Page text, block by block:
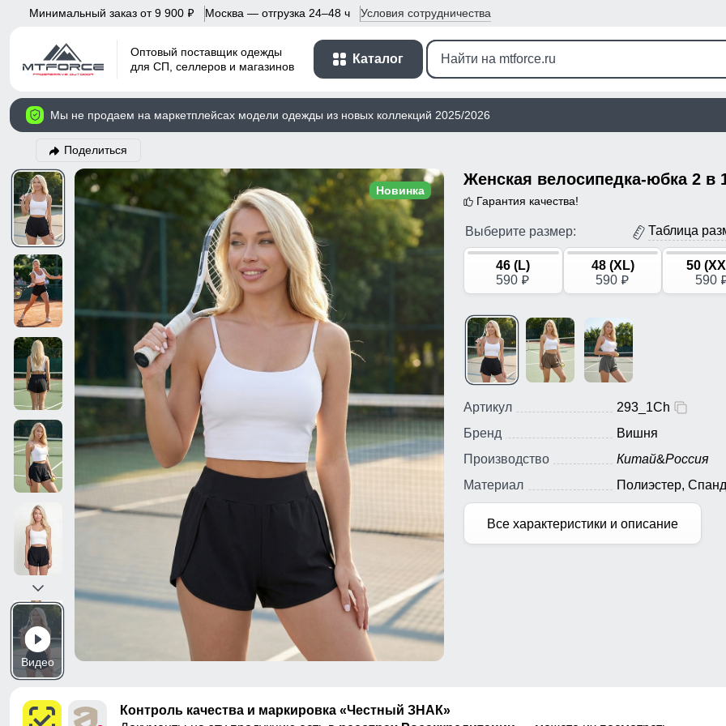
Минимальный заказ от 9 900 p Москва — отгрузка 24–48 ч Условия сотрудничества
Оптовый поставщик одежды
для СП, селлеров и магазинов
Каталог
Мы не продаем на маркетплейсах модели одежды из новых коллекций 2025/2026
Поделиться
Видео
Новинка
Гарантия качества!
Выберите размер: Таблица
46 (L)
590 p
48 (XL)
590 p
50
590
Артикул
293_1Ch
Бренд
Вишня
Производство
Китай&Россия
Материал
Полиэстер,
Все характеристики и описание
Контроль качества и маркировка «Честный ЗНАК»